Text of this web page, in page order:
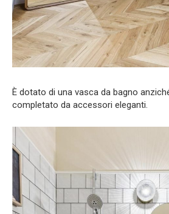
È dotato di una vasca da bagno
completato da accessori eleganti.